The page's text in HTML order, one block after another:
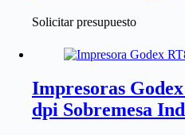
Solicitar presupuesto
Impresoras
dpi Sobremesa